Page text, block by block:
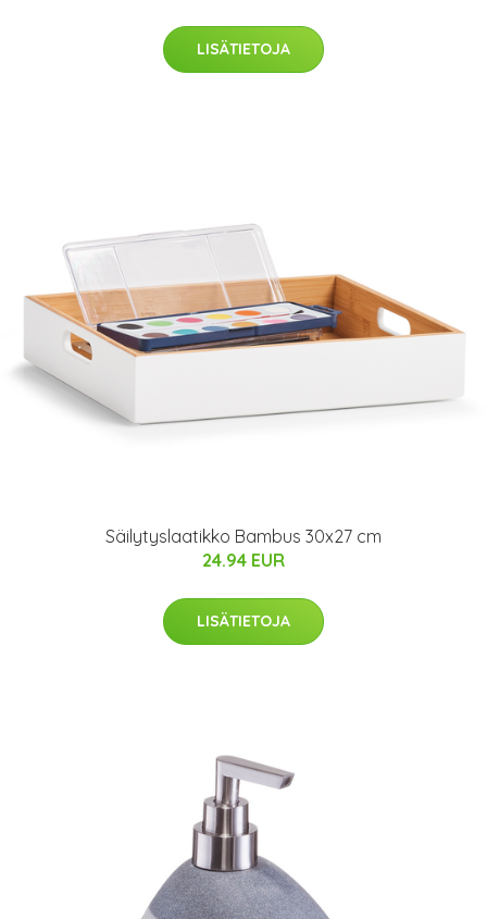
LISÄTIETOJA
Säilytyslaatikko Bambus 30x27 cm
24.94 EUR
LISÄTIETOJA